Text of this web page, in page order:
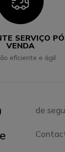
SERVIÇO
VENDA
eficiente e ágil
de